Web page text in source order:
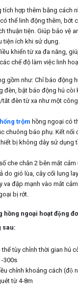
tích hợp thêm bằng cách
thể linh động thêm, bớt
thuận tiện. Giúp bảo vệ
tiện ích khi sử dụng.
khiển từ xa đa năng,
chế độ làm việc linh
gồm như: Chỉ báo động
đèn, bật báo động hú còi
tắt đèn từ xa như một
trộm hồng ngoại có
chuông báo phụ. Kết nối
bị không dây sử dụng
che chắn 2 bên mắt cảm
do gió lùa, cây cối lung
va đập mạnh vào mắt
bị rớt.
hồng ngoại hoạt động
sau:
thể tùy chỉnh thời gian hú
300s
chỉnh khoảng cách (độ
từ 4-8m